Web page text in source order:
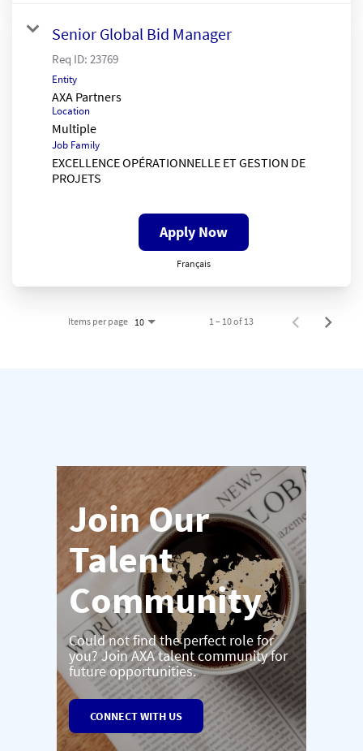
Senior Global Bid Manager
Req ID: 23769
Entity
AXA Partners
Location
Multiple
Job Family
EXCELLENCE OPÉRATIONNELLE ET GESTION DE
PROJETS
Apply Now
Français
Items per page 10 1 – 10 of 13
Join Our
Talent
Community
Could not find the perfect role for
you? Join AXA talent community for
future opportunities.
CONNECT WITH US